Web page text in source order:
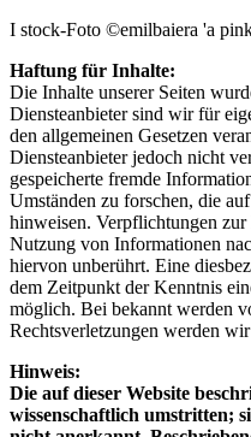
I stock-Foto ©emilbaiera 'a
Haftung für Inhalte:
Die Inhalte unserer Seiten
Diensteanbieter sind wir für
den allgemeinen Gesetzen
Diensteanbieter jedoch nicht
gespeicherte fremde
Umständen zu forschen, die
hinweisen. Verpflichtungen
Nutzung von Informationen
hiervon unberührt. Eine
dem Zeitpunkt der Kenntnis
möglich. Bei bekannt werden
Rechtsverletzungen werden
Hinweis:
Die auf dieser Website
wissenschaftlich umstritten;